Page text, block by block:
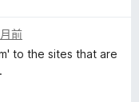
前
to the sites that are